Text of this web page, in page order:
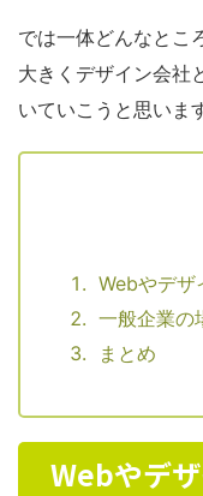
では一体どんなとこ
大きくデザイン会社
いていこうと思いま
Webやデザ
一般企業の
まとめ
Webやデ